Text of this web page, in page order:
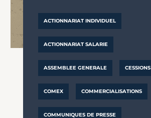
ACTIONNARIAT INDIVIDUEL
ACTIONNARIAT SALARIE
ASSEMBLEE GENERALE CESSIONS
COMEX COMMERCIALISATIONS
COMMUNIQUES DE PRESSE